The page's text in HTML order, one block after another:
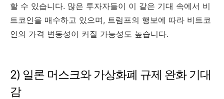
할 수 있습니다. 많은 투자자들이 이 같은 기대 속에서 비
트코인을 매수하고 있으며, 트럼프의 행보에 따라 비트코
인의 가격 변동성이 커질 가능성도 높습니다.
2) 일론 머스크와 가상화폐 규제 완화 기대
감